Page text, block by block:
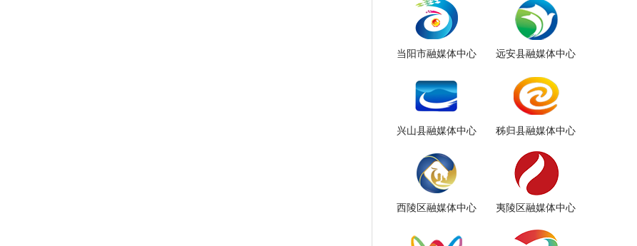
当阳市融媒体中心 远安县融媒体中心
兴山县融媒体中心 秭归县融媒体中心
西陵区融媒体中心 夷陵区融媒体中心